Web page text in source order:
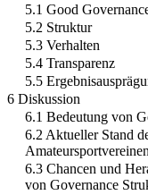
5.1 Good
5.2 Struktur
5.3 Verhalten
5.4 Transparenz
5.5
6 Diskussion
6.1 Bedeutung von
6.2 Aktueller Stand
Amateursportvereinen
6.3 Chancen und
von Governance